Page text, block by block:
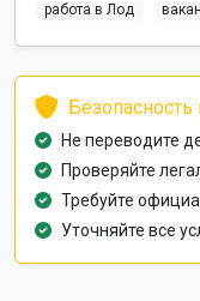
работа в Лод
Не переводите
Проверяйте
Требуйте
Уточняйте все